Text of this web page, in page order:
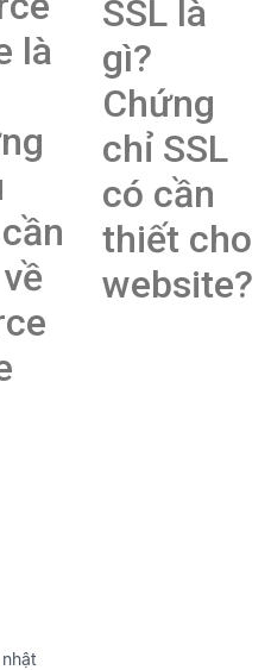
là
SSL là
gì?
Chứng
chỉ SSL
có cần
thiết cho
website?